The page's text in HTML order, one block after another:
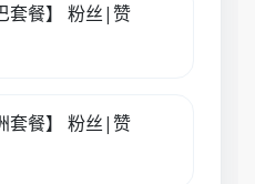
套餐】 粉丝|赞
套餐】 粉丝|赞